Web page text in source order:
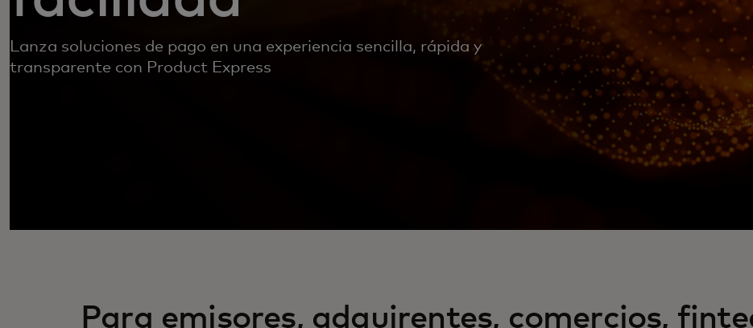
Lanza soluciones de pago en una experiencia sencilla, rápida y
transparente con Product Express
Para emisores, adquirentes, comercios,